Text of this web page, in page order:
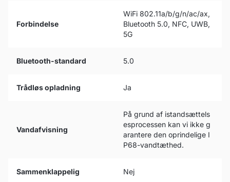
Forbindelse
WiFi 802.11a/b/g/n/ac/ax,
Bluetooth 5.0, NFC, UWB,
5G
Bluetooth-standard 5.0
Trådløs opladning Ja
Vandafvisning
På grund af istandsættels
esprocessen kan vi ikke g
arantere den oprindelige I
P68-vandtæthed.
Sammenklappelig Nej